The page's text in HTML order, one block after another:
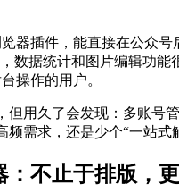
器插件，能直接在公众号
数据统计和图片编辑功能
操作的用户。
但用久了会发现：多账号
频需求，还是少个“一站式
：不止于排版，